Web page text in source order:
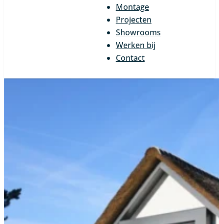
Montage
Projecten
Showrooms
Werken bij
Contact